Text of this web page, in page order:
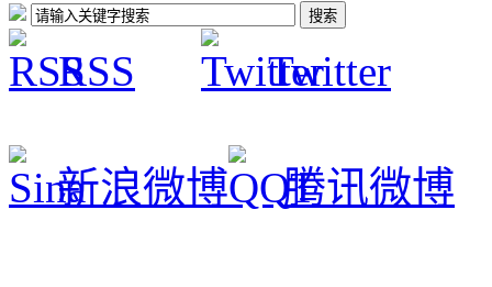
RSS Twitter
新浪微博 腾讯微博